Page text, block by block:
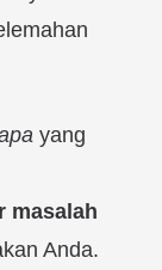
yang
masalah
Anda.